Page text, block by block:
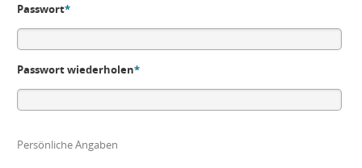
Passwort*
Passwort wiederholen*
Persönliche Angaben